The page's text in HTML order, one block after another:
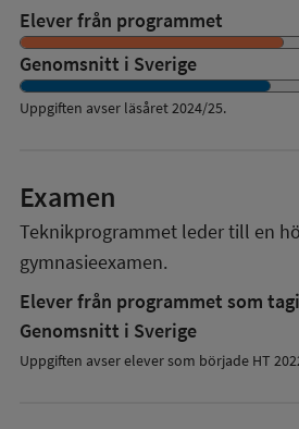
Elever från programmet
Genomsnitt i Sverige
Uppgiften avser läsåret2024/25.
Examen
Teknikprogrammet leder till en
gymnasieexamen.
Elever från programmet som
Genomsnitt i Sverige
Uppgiften avser elever som började HT